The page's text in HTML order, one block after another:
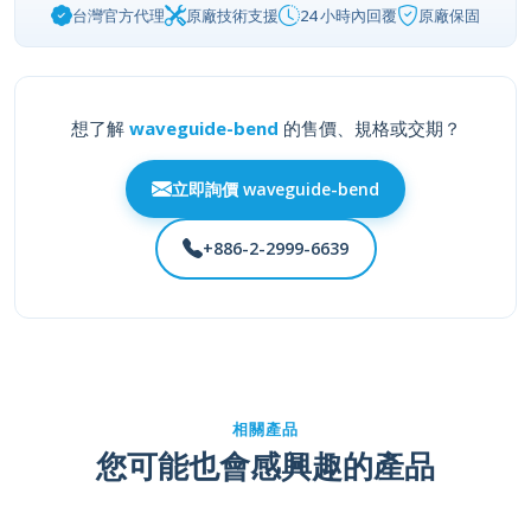
立即詢價 waveguide-bend
+886-2-2999-6639
您可能也會感興趣的產品